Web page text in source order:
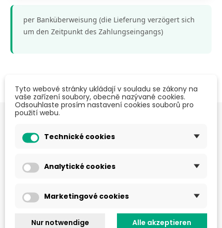
per Banküberweisung (die Lieferung verzögert sich
um den Zeitpunkt des Zahlungseingangs)
Wir bieten Schaumstoffplatten aus verschiedenen
Unser Vorteil sind große Lagerflächen. Wir begrenzen die
Abnahme nicht durch hohe Stückzahlen – bei uns ist
Kauf schon ab einem Stück möglichzu großartigen Preisen.
Tyto webové stránky ukládají v souladu se zákony na
vaše zařízení soubory, obecně nazývané cookies.
Odsouhlaste prosím nastavení cookies souborů pro
použití webu.
Technické cookies
Analytické cookies
Marketingové cookies
Nur notwendige
Alle akzeptieren